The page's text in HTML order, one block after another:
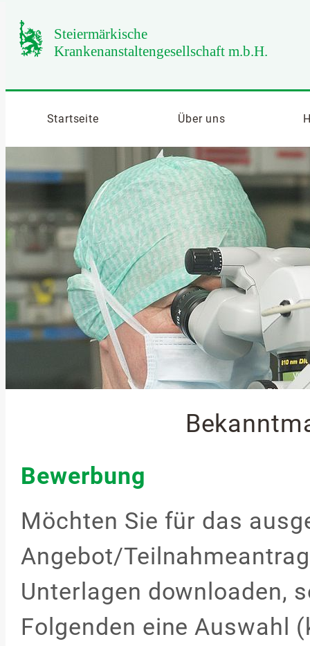
Startseite Über uns
Bewerbung
Möchten Sie für das
Angebot/
Unterlagen downloaden,
Folgenden eine Auswahl